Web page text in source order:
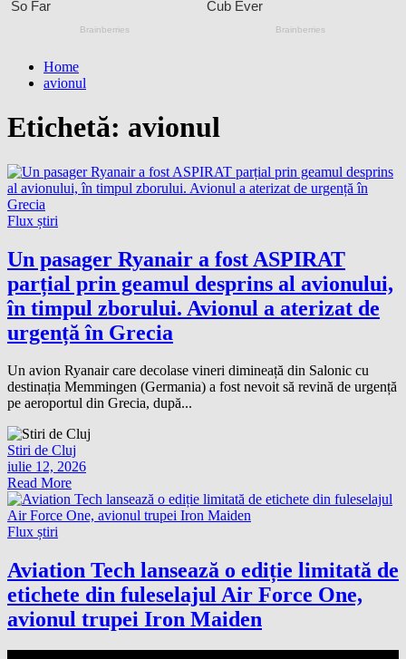
Home
avionul
Etichetă: avionul
Flux știri
Un pasager Ryanair a fost ASPIRAT
parțial prin geamul desprins al avionului,
în timpul zborului. Avionul a aterizat de
urgență în Grecia
Un avion Ryanair care decolase vineri dimineață din Salonic cu
destinația Memmingen (Germania) a fost nevoit să revină de urgență
pe aeroportul din Grecia, după...
Stiri de Cluj
iulie 12, 2026
Read More
Flux știri
Aviation Tech lansează o ediție limitată de
etichete din fuleselajul Air Force One,
avionul trupei Iron Maiden